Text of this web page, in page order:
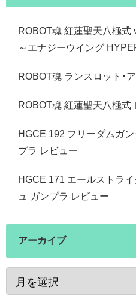
ROBOT魂 紅蓮聖天八極式
～エナジーウイング
ROBOT魂 ランスロット･
ROBOT魂 紅蓮聖天八極式
HGCE 192 フリーダムガ
プラ レビュー
HGCE 171 エールストラ
ュ ガンプラ レビュー
アーカイブ